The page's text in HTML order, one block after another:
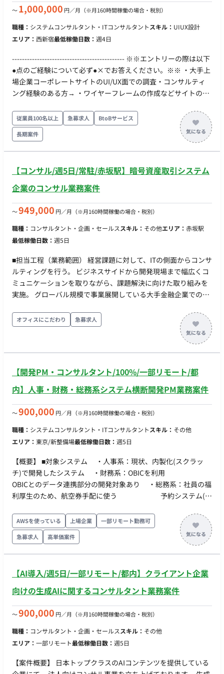
〜1,000,000 円／月 （※月160時間稼働の場合・税別）
職種： システムコンサルタント・ITコンサルタントスキル： UIUX設計
エリア： 西新宿最低稼働日数： 週4日
--------------------------------------------- ※※エントリーの際は以下
●点のご経験について必ず●×でお答えください。※※ ・大手上
場企業コーポレートサイトのUI/UX面での調査・コンサルティ
ング経験のある方→ ・ワイヤーフレームの作成などサイトの設
Webコンサル・開発経験→ ・上場企業のIR経験、またはIRサイ
トコンサルティング経験、或いは個人投資等で企業情報をよく
ご覧になりますでしょうか。→ ・生成AI（ChatGPT等）が作成
したアウトプット（構成案やコード等）に対し、技術的な妥当
客への提案資料作成、および論理的な説明（プレゼン）を含む
コンサルティング業務、営業提案等の実務経験はありますか？
れているため） → ・日常的に複数の金融サービス（ネット証
を行う習慣はありますか？(自発的に動いた頂ける方を重視して
いるため) → --------------------------------------------- ■具体的な業
よびUI/UX面での調査・分析 2.・分析結果に基づいたITコンサル
ティングおよび改善提案資料の作成（Excel、PowerPoint） 3.
クライアント企業とのメール・電話による連絡（資料の送受
信、打ち合わせ日程調整） 4. オンラインまたは訪問による営業
活動およびコンサルティング打ち合わせ（頻度は週に10件程
度） 5. 打ち合わせ議事録の作成。クライアント企業の要望のと
Backlog、Slack ・Excel、PowerPoint ・場合によっては
日：平日週4日～5日 ・時間帯の指定：9時半～17時。1日6.5時
定時に合わせて週5日の場合でも月130時間稼働） ・一部リモー
ト（週1回～の出社推奨） ※クライアントの意向として、業務
習得やナレッジ連携を円滑に行うため「当初は対面（西新宿）
で横に座って進める」ことを重視しています。フルリモート前
提の方より、柔軟に出社可能な方を求めています。 ■求めるス
ティング経験、提案営業経験のある方(売上にコミットする力を
お持ちの方) ・ワイヤーフレームの作成などサイトの設計部分の
経験のある方 ・デザインとHTML・CSS・JavaScriptに全般的な
知識のある方（実際に開発できなくても結構です） ■尚可スキ
リティコンサルティングの経験 ・マインド： 「自分自身で口座
を開設して触ってみる」ような、ユーザー視点での探究心とプ
ロ意識をお持ちの方
従業員100名以上 急募求人
BtoBサービス
長期案件
【コンサル/週5日/常駐/赤坂駅】暗号資産取引システム
企業のコンサル業務案件
〜949,000 円／月 （※月160時間稼働の場合・税別）
職種： コンサルタント・企画・セールススキル： その他エリア： 赤坂駅
最低稼働日数： 週5日
■担当工程（業務範囲） 経営課題に対して、ITの側面からコンサ
ルティングを行う。 ビジネスサイドから開発現場まで幅広くコ
ミュニケーションを取りながら、課題解決に向けた取り組みを
実施。 グローバル規模で事業展開している大手金融企業での募
を広げたい方に適した案件。 開発組織の約半数が外国籍の方
（EU圏）で構成されており、公用語や議事録が英語であるた
社がある場合の作業場所】 勤務形態：常駐（週5日） 勤務地：
オフィスにこだわり 急募求人
【開発PM・コンサルタント/100%/一部リモート/都
内】人事・財務・総務系システム横断開発PM業務案件
〜900,000 円／月 （※月160時間稼働の場合・税別）
職種： システムコンサルタント・ITコンサルタントスキル： その他
エリア： 東京/新整備場最低稼働日数： 週5日
【概要】 ■対象システム ・人事系：現状、内製化(スクラッ
チ)で開発したシステム ・財務系：OBICを利用
OBICとのデータ連携部分の開発対象あり ・総務系：社員の福
利厚生のため、航空券手配に使う 予約システム(内
内IT部門と業務支援で入るSESで内製開発したもの。 ■技術要素
・DB ： PostgreSQL ・開発言語 ： C#、
Java、PHP、C++など ・環境 ： AWS（一部オンプレ
あり） ■期待役割 ・リーダー（一般的なPMと考えてくださ
の調整 顧客社内調整
AWSを使っている 上場企業
一部リモート勤務可
急募求人
高単価案件
【AI導入/週5日/一部リモート/都内】クライアント企業
向けの生成AIに関するコンサルタント業務案件
〜900,000 円／月 （※月160時間稼働の場合・税別）
職種： コンサルタント・企画・セールススキル： その他
エリア： 一部リモート最低稼働日数： 週5日
【案件概要】 日本トップクラスのAIコンテンツを提供している